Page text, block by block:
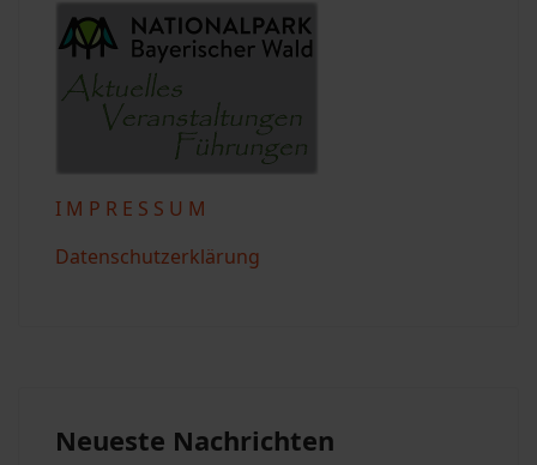
I M P R E S S U M
Datenschutzerklärung
Neueste Nachrichten